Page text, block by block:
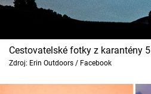
Cestovatelské fotky z karantény 5
Zdroj: Erin Outdoors / Facebook